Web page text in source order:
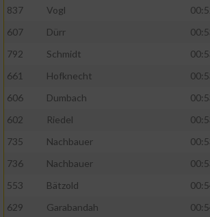
837
Vogl
607
Dürr
792
Schmidt
661
Hofknecht
606
Dumbach
602
Riedel
735
Nachbauer
736
Nachbauer
553
Bätzold
629
Garabandah
personalisierter Werbung
von Inhalten
Verwendung von Profilen zur Auswahl
personalisierter Inhalte
Analyse von Zielgruppen durch